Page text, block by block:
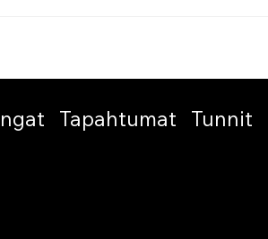
Tapahtumat Tunnit